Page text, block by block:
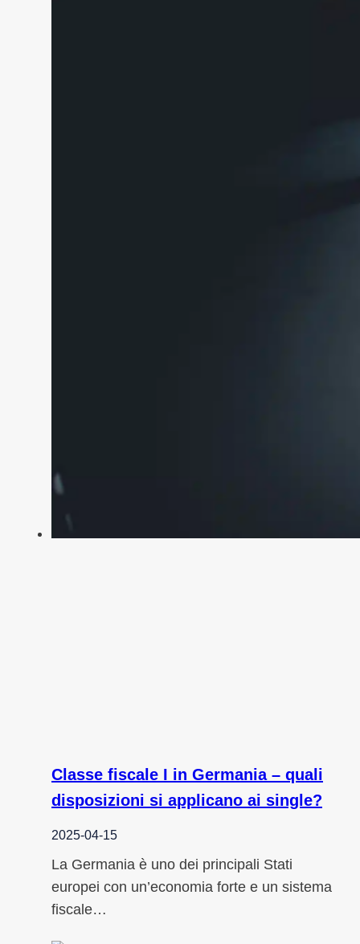
Classe fiscale I in Germania – quali
disposizioni si applicano ai single?
2025-04-15
La Germania è uno dei principali Stati
europei con un’economia forte e un sistema
fiscale…